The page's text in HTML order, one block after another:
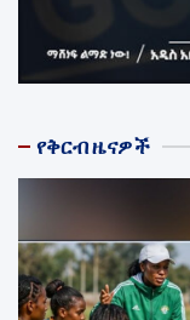
የቅርብ ዜናዎች